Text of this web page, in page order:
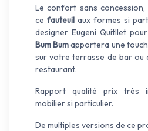
Le confort sans concession,
ce fauteuil aux formes si
designer Eugeni Quitllet
Bum Bumapportera une
sur votre terrasse de bar ou
restaurant.
Rapport qualité prix très
mobilier si particulier.
De multiples versions de ce